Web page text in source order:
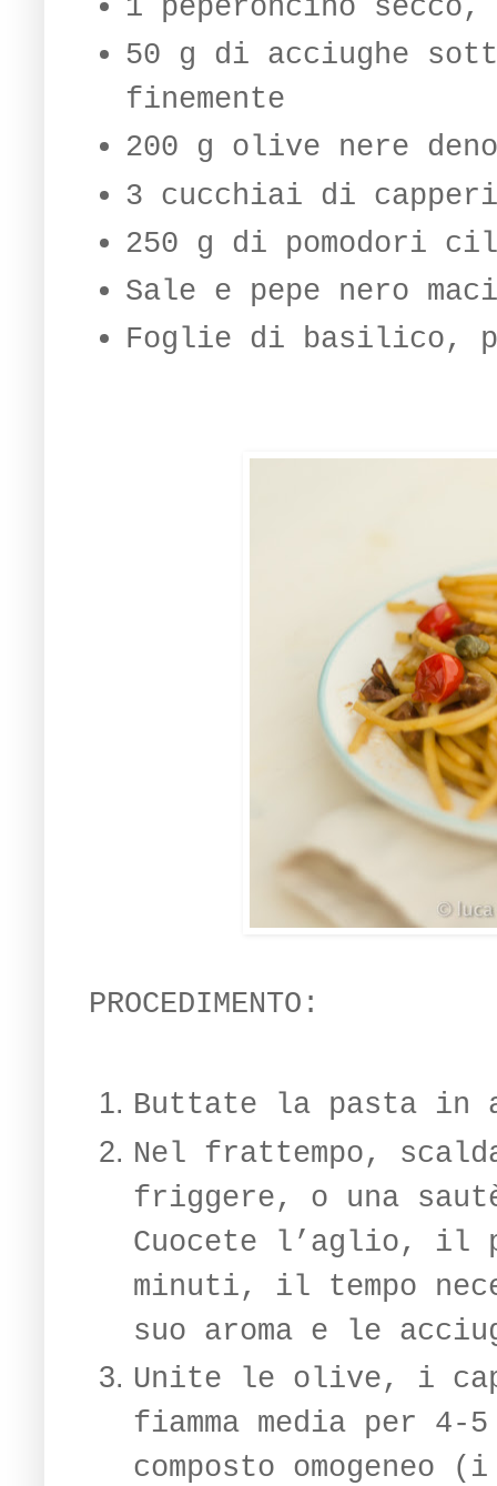
1 peperoncino
50 g di acciughe
finemente
200 g olive nere
3 cucchiai di
250 g di pomodori
Sale e pepe nero
Foglie di basilico,
PROCEDIMENTO:
Buttate la pasta in
Nel frattempo,
friggere, o una
Cuocete l’aglio, il
minuti, il tempo
suo aroma e le
Unite le olive, i
fiamma media per
composto omogeneo